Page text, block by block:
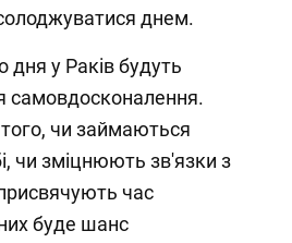
днем.
дня у Раків будуть
самовдосконалення.
чи займаються
чи зміцнюють зв'язки з
час
буде шанс